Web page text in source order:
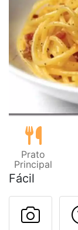
Prato
Principal
Fácil